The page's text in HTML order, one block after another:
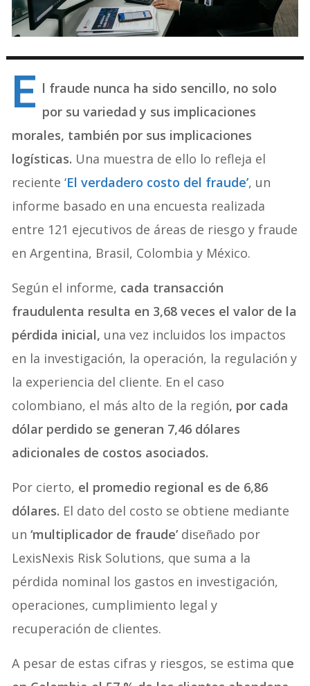
E l fraude nunca ha sido sencillo, no solo
por su variedad y sus implicaciones
morales, también por sus implicaciones
logísticas. Una muestra de ello lo refleja el
reciente ‘El verdadero costo del fraude’, un
informe basado en una encuesta realizada
entre 121 ejecutivos de áreas de riesgo y fraude
en Argentina, Brasil, Colombia y México.
Según el informe, cada transacción
fraudulenta resulta en 3,68 veces el valor de la
pérdida inicial, una vez incluidos los impactos
en la investigación, la operación, la regulación y
la experiencia del cliente. En el caso
colombiano, el más alto de la región, por cada
dólar perdido se generan 7,46 dólares
adicionales de costos asociados.
Por cierto, el promedio regional es de 6,86
dólares. El dato del costo se obtiene mediante
un‘multiplicador de fraude’ diseñado por
LexisNexis Risk Solutions, que suma a la
pérdida nominal los gastos en investigación,
operaciones, cumplimiento legal y
recuperación de clientes.
A pesar de estas cifras y riesgos, se estima que